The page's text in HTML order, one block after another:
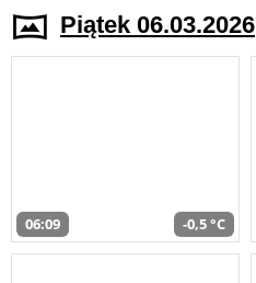
Piątek 06.03.2026
06:09 -0,5 °C